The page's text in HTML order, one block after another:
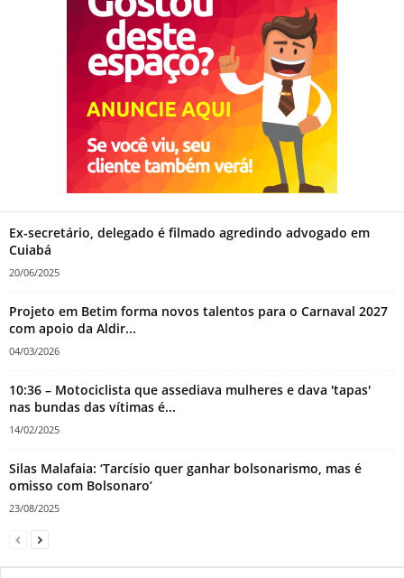
Ex-secretário, delegado é filmado agredindo advogado em
Cuiabá
20/06/2025
Projeto em Betim forma novos talentos para o Carnaval 2027
com apoio da Aldir...
04/03/2026
10:36 – Motociclista que assediava mulheres e dava 'tapas'
nas bundas das vítimas é...
14/02/2025
Silas Malafaia: ‘Tarcísio quer ganhar bolsonarismo, mas é
omisso com Bolsonaro’
23/08/2025